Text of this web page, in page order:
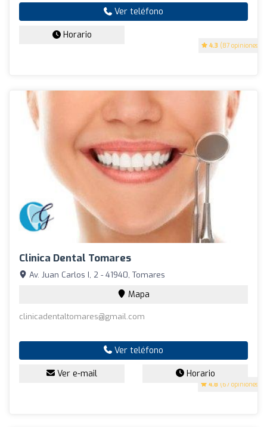
4.3 (87 opiniones)
Ver teléfono
Horario
Clinica Dental Tomares
4.8 (67 opiniones)
Av. Juan Carlos I, 2 - 41940, Tomares
Mapa
clinicadentaltomares@gmail.com
Ver teléfono
Ver e-mail Horario